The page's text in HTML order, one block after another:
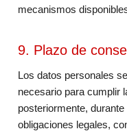
mecanismos
9. Plazo de
Los datos personales
necesario para cumplir
posteriormente,
obligaciones legales,